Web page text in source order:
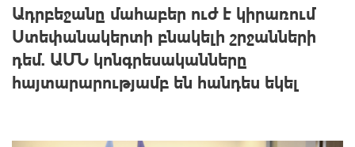
Ադրբեջանը մահաբեր ուժ է կիրառում
Ստեփանակերտի բնակելի շրջանների
դեմ. ԱՄՆ կոնգրեսականները
հայտարարությամբ են հանդես եկել